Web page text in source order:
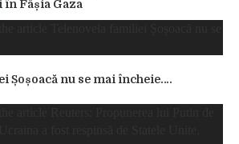
Fâșia Gaza
Șoșoacă nu se mai încheie….